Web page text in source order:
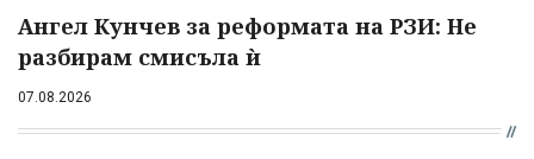
Ангел Кунчев за реформата на РЗИ: Не
разбирам смисъла ѝ
07.08.2026